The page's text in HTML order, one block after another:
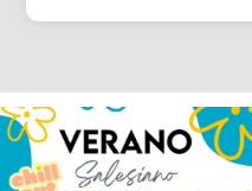
Los alumnos de 6º de Primaria, 1º y 2º
de la ESO...
145 2